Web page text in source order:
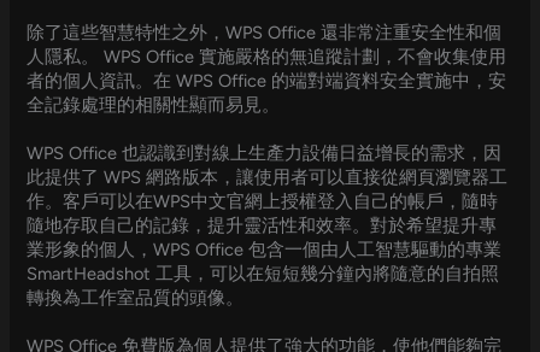
除了這些智慧特性之外，WPS Office 還非常注重安全性和個
人隱私。 WPS Office 實施嚴格的無追蹤計劃，不會收集使用
者的個人資訊。在 WPS Office 的端對端資料安全實施中，安
全記錄處理的相關性顯而易見。
WPS Office 也認識到對線上生產力設備日益增長的需求，因
此提供了 WPS 網路版本，讓使用者可以直接從網頁瀏覽器工
作。客戶可以在WPS中文官網上授權登入自己的帳戶，隨時
隨地存取自己的記錄，提升靈活性和效率。對於希望提升專
業形象的個人，WPS Office 包含一個由人工智慧驅動的專業
SmartHeadshot 工具，可以在短短幾分鐘內將隨意的自拍照
轉換為工作室品質的頭像。
WPS Office 免費版為個人提供了強大的功能，使他們能夠完